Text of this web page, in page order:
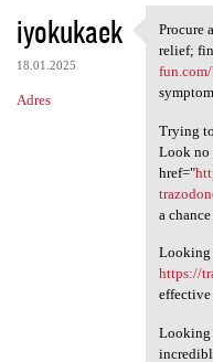
iyokukaek
18.01.2025
Adres
Procure
relief;
Trying
Look no
href="
a
Looking
https://
Looking